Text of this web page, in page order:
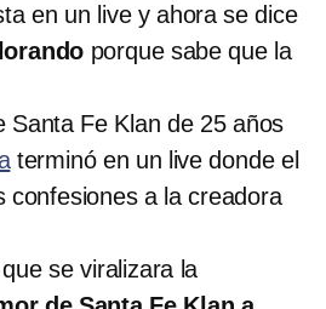
en un live y ahora se dice
porque sabe que la
Santa Fe Klan de 25 años
terminó en un live donde el
confesiones a la creadora
se viralizara la